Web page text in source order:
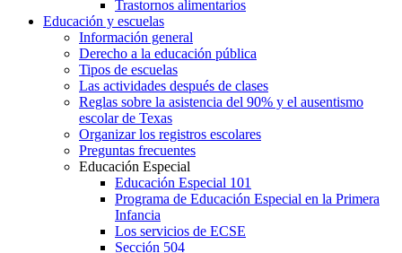
Trastornos alimentarios
Educación y escuelas
Información general
Derecho a la educación pública
Tipos de escuelas
Las actividades después de clases
Reglas sobre la asistencia del 90% y el ausentismo
escolar de Texas
Organizar los registros escolares
Preguntas frecuentes
Educación Especial
Educación Especial 101
Programa de Educación Especial en la Primera
Infancia
Los servicios de ECSE
Sección 504